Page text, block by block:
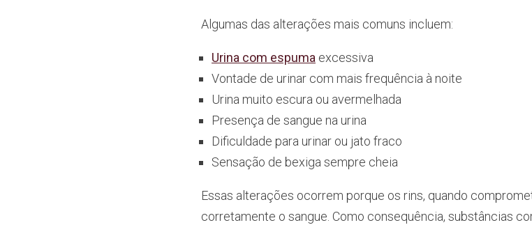
Algumas das alterações mais comuns incluem:
Urina com espuma excessiva
Vontade de urinar com mais frequência à noite
Urina muito escura ou avermelhada
Presença de sangue na urina
Dificuldade para urinar ou jato fraco
Sensação de bexiga sempre cheia
Essas alterações ocorrem porque os rins, quando
corretamente o sangue. Como consequência, substâncias